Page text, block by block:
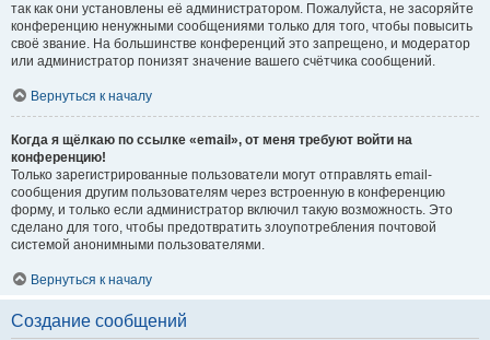
так как они установлены её администратором. Пожалуйста, не засоряйте
конференцию ненужными сообщениями только для того, чтобы повысить
своё звание. На большинстве конференций это запрещено, и модератор
или администратор понизят значение вашего счётчика сообщений.
Вернуться к началу
Когда я щёлкаю по ссылке «email», от меня требуют войти на
конференцию!
Только зарегистрированные пользователи могут отправлять email-
сообщения другим пользователям через встроенную в конференцию
форму, и только если администратор включил такую возможность. Это
сделано для того, чтобы предотвратить злоупотребления почтовой
системой анонимными пользователями.
Вернуться к началу
Создание сообщений